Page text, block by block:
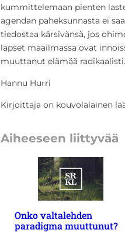
kummittelemaan pienten
agendan paheksunnasta ei
tiedostaa kärsivänsä, jos
lapset maailmassa ovat
muuttanut elämää radikaalisti.
Hannu Hurri
Kirjoittaja on kouvolalainen
Aiheeseen liittyvää
Onko valtalehden
paradigma muuttunut?